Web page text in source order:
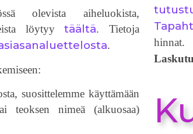
olevista aiheluokista,
löytyytäältä. Tietoja
.
suosittelemme käyttämään
teoksen nimeä (alkuosaa)
hinnat.